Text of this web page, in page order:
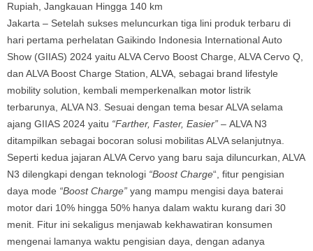
Rupiah, Jangkauan Hingga 140 km
Jakarta – Setelah sukses meluncurkan tiga lini produk terbaru di
hari pertama perhelatan Gaikindo Indonesia International Auto
Show (GIIAS) 2024 yaitu ALVA Cervo Boost Charge, ALVA Cervo Q,
dan ALVA Boost Charge Station, ALVA , sebagai brand lifestyle
mobility solution, kembali memperkenalkan motor listrik
terbarunya, ALVA N3. Sesuai dengan tema besar ALVA selama
ajang GIIAS 2024 yaitu “Farther, Faster, Easier” – ALVA N3
ditampilkan sebagai bocoran solusi mobilitas ALVA selanjutnya.
Seperti kedua jajaran ALVA Cervo yang baru saja diluncurkan, ALVA
N3 dilengkapi dengan teknologi “Boost Charge“, fitur pengisian
daya mode “Boost Charge” yang mampu mengisi daya baterai
motor dari 10% hingga 50% hanya dalam waktu kurang dari 30
menit. Fitur ini sekaligus menjawab kekhawatiran konsumen
mengenai lamanya waktu pengisian daya, dengan adanya